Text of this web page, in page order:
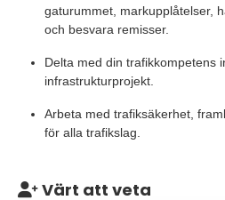
gaturummet, markupplåtelser,
och besvara remisser.
Delta med din trafikkompetens
infrastrukturprojekt.
Arbeta med trafiksäkerhet,
för alla trafikslag.
Värt att veta